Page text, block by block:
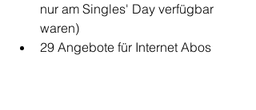
nur am Singles' Day verfügbar
waren)
29 Angebote für Internet Abos